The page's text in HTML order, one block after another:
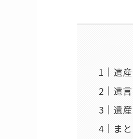
遺
遺
遺
ま